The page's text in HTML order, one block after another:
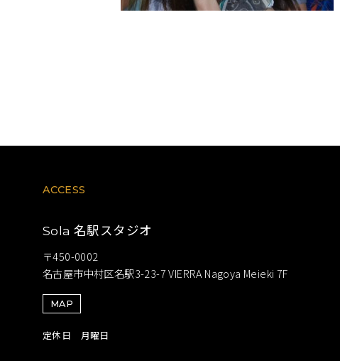
ACCESS
Sola 名駅スタジオ
〒450-0002
名古屋市中村区名駅3-23-7 VIERRA Nagoya Meieki 7F
MAP
定休日 月曜日